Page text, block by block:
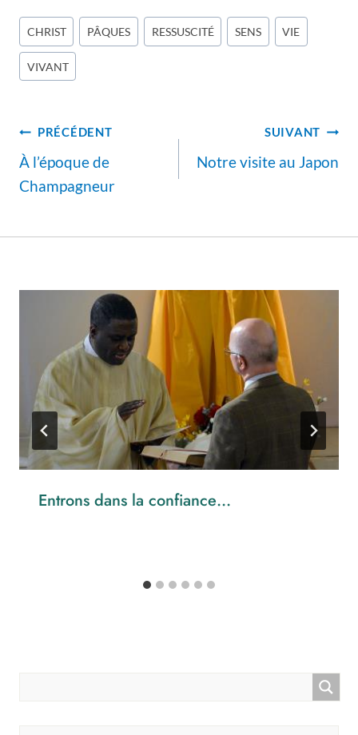
Étiquettes
de
la
CHRIST PÂQUES RESSUSCITÉ SENS VIE
VIVANT
Navigation
de
l’article
PRÉCÉDENT
À l’époque de
Champagneur
SUIVANT
Notre visite au Japon
Entrons dans la confiance…